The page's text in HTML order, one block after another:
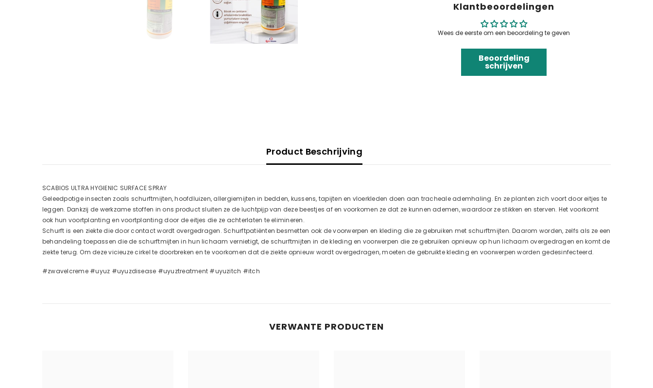
Klantbeoordelingen
Wees de eerste om een beoordeling te geven
Beoordeling
schrijven
Product Beschrijving
SCABIOS ULTRA HYGIENIC SURFACE SPRAY
Geleedpotige insecten zoals schurftmijten, hoofdluizen, allergiemijten in bedden, kussens, tapijten en vloerkleden doen aan tracheale ademhaling. En ze planten zich voort door eitjes te
leggen. Dankzij de werkzame stoffen in ons product sluiten ze de luchtpijp van deze beestjes af en voorkomen ze dat ze kunnen ademen, waardoor ze stikken en sterven. Het voorkomt
ook hun voortplanting en voortplanting door de eitjes die ze achterlaten te elimineren.
Schurft is een ziekte die door contact wordt overgedragen. Schurftpatiënten besmetten ook de voorwerpen en kleding die ze gebruiken met schurftmijten. Daarom worden, zelfs als ze een
behandeling toepassen die de schurftmijten in hun lichaam vernietigt, de schurftmijten in de kleding en voorwerpen die ze gebruiken opnieuw op hun lichaam overgedragen en komt de
ziekte terug. Om deze vicieuze cirkel te doorbreken en te voorkomen dat de ziekte opnieuw wordt overgedragen, moeten de gebruikte kleding en voorwerpen worden gedesinfecteerd.
#zwavelcreme #uyuz #uyuzdisease #uyuztreatment #uyuzitch #itch
VERWANTE PRODUCTEN